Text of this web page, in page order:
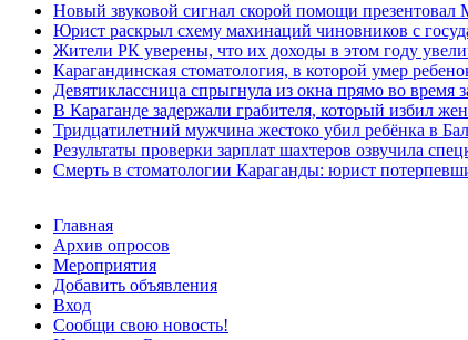
Новый звуковой сигнал скорой помощи презентовал
Юрист раскрыл схему махинаций чиновников с
Жители РК уверены, что их доходы в этом году
Карагандинская стоматология, в которой умер
Девятиклассница спрыгнула из окна прямо во время
В Караганде задержали грабителя, который избил
Тридцатилетний мужчина жестоко убил ребёнка в
Результаты проверки зарплат шахтеров озвучила
Смерть в стоматологии Караганды: юрист
Главная
Архив опросов
Мероприятия
Добавить объявления
Вход
Сообщи свою новость!